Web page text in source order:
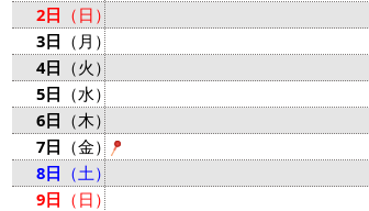
2日 （日）
3日 （月）
4日 （火）
5日 （水）
6日 （木）
7日 （金）
8日 （土）
9日 （日）